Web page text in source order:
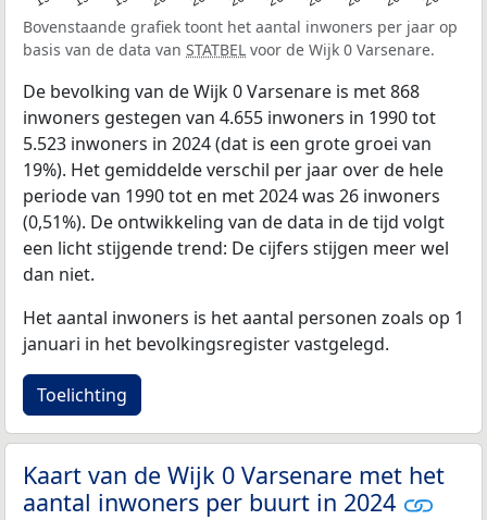
Bovenstaande grafiek toont het aantal inwoners per jaar op
basis van de data van STATBEL voor de Wijk 0 Varsenare.
De bevolking van de Wijk 0 Varsenare is met 868
inwoners gestegen van 4.655 inwoners in 1990 tot
5.523 inwoners in 2024 (dat is een grote groei van
19%). Het gemiddelde verschil per jaar over de hele
periode van 1990 tot en met 2024 was 26 inwoners
(0,51%). De ontwikkeling van de data in de tijd volgt
een licht stijgende trend: De cijfers stijgen meer wel
dan niet.
Het aantal inwoners is het aantal personen zoals op 1
januari in het bevolkingsregister vastgelegd.
Toelichting
Kaart van de Wijk 0 Varsenare met het
aantal inwoners per buurt in 2024